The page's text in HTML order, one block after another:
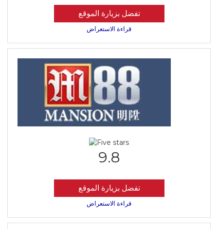
تفضل بزيارة الموقع
قراءة الاستعراض
9.8
تفضل بزيارة الموقع
قراءة الاستعراض